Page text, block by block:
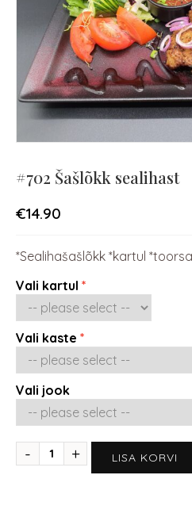
#702 Šašlõkk sealihast
€14.90
*Sealihašašlõkk *kartul
Vali kartul
Vali kaste
Vali jook
LISA KORVI